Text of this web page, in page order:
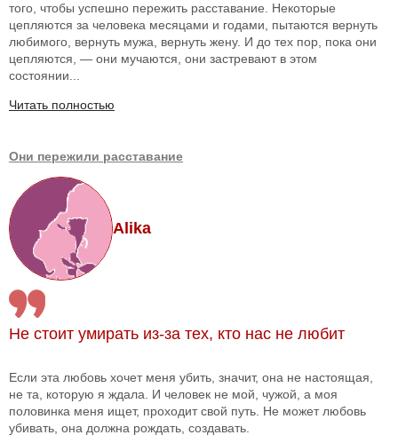
того, чтобы успешно пережить расставание. Некоторые
цепляются за человека месяцами и годами, пытаются вернуть
любимого, вернуть мужа, вернуть жену. И до тех пор, пока они
цепляются, — они мучаются, они застревают в этом
состоянии...
Читать полностью
Они пережили расставание
Alika
Не стоит умирать из-за тех, кто нас не любит
Если эта любовь хочет меня убить, значит, она не настоящая,
не та, которую я ждала. И человек не мой, чужой, а моя
половинка меня ищет, проходит свой путь. Не может любовь
убивать, она должна рождать, создавать.